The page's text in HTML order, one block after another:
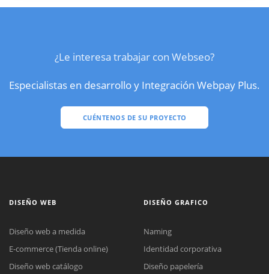
¿Le interesa trabajar con Webseo?
Especialistas en desarrollo y Integración Webpay Plus.
CUÉNTENOS DE SU PROYECTO
DISEÑO WEB
Diseño web a medida
E-commerce (Tienda online)
Diseño web catálogo
DISEÑO GRAFICO
Naming
Identidad corporativa
Diseño papelería